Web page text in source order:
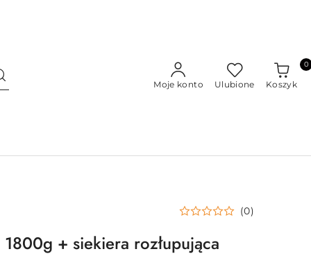
Moje konto Ulubione Koszyk
0
(0)
+ siekiera rozłupująca